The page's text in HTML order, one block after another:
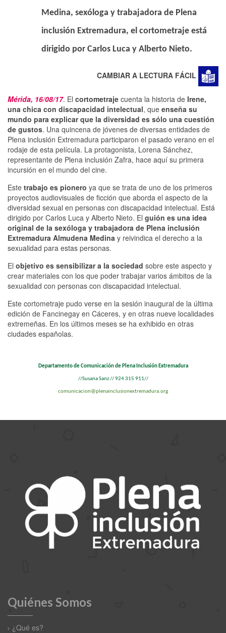
Medina, sexóloga y trabajadora de Plena
inclusión Extremadura, el cortometraje está
dirigido por Carlos Luca y Alberto Nieto.
CAMBIAR A LECTURA FÁCIL
Mérida, 16/08/17. El cortometraje cuenta la historia de Irene,
una chica con discapacidad intelectual, que enseña su
mundo para explicar que la diversidad es sólo una cuestión
de gustos. Una quincena de jóvenes de diversas entidades de
Plena inclusión Extremadura participaron el pasado verano en el
rodaje de esta película. La protagonista, Lorena Sánchez,
representante de Plena inclusión Zafra, hace aquí su primera
incursión en el mundo del cine.
Este trabajo es pionero ya que se trata de uno de los primeros
proyectos audiovisuales de ficción que aborda el aspecto de la
diversidad sexual en personas con discapacidad intelectual. Está
dirigido por Carlos Luca y Alberto Nieto. El guión es una idea
original de la sexóloga y trabajadora de Plena inclusión
Extremadura Almudena Medina y reivindica el derecho a la
sexualidad para estas personas.
El objetivo es sensibilizar a la sociedad sobre este aspecto y
crear materiales con los que poder trabajar varios ámbitos de la
sexualidad con personas con discapacidad intelectual.
Este cortometraje pudo verse en la sesión inaugural de la última
edición de Fancinegay en Cáceres, y en otras nueve localidades
extremeñas. En los últimos meses se ha exhibido en otras
ciudades españolas.
Departamento de Comunicación de Plena Inclusión Extremadura
//Susana Sanz // 924 315 911//
comunicacion@plenainclusionextremadura.org
Quiénes Somos
¿Qué es?